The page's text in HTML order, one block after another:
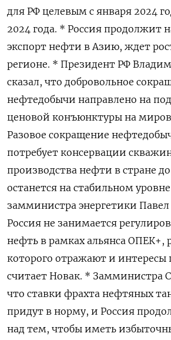
для РФ целевым с января 2024
2024 года. * Россия продолжит
экспорт нефти в Азию, ждет
регионе. * Президент РФ
сказал, что добровольное
нефтедобычи направлено на
ценовой конъюнктуры на
Разовое сокращение
потребует консервации
производства нефти в стране
останется на стабильном
замминистра энергетики
Россия не занимается
нефть в рамках альянса ОПЕК+,
которого отражают и интересы
считает Новак. * Замминистра
что ставки фрахта нефтяных
придут в норму, и Россия
над тем, чтобы иметь